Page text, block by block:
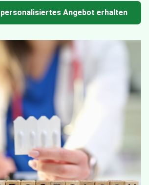
Angebot erhalten